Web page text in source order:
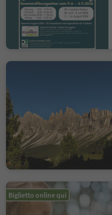
Biglietto online qui